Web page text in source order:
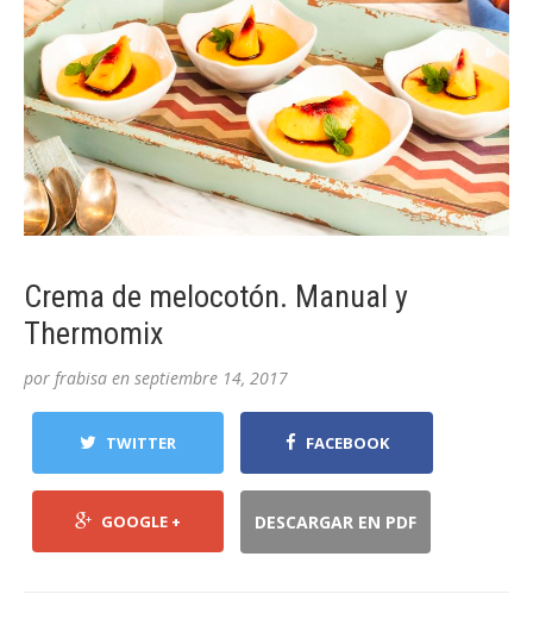
Crema de melocotón. Manual y
Thermomix
por frabisa en septiembre 14, 2017
TWITTER FACEBOOK
GOOGLE + DESCARGAR EN PDF